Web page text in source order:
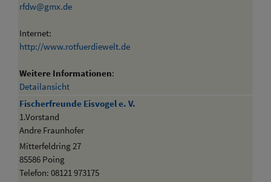
rfdw@gmx.de
Internet:
http://www.rotfuerdiewelt.de
Weitere Informationen:
Detailansicht
Fischerfreunde Eisvogel e. V.
1.Vorstand
Andre Fraunhofer
Mitterfeldring 27
85586 Poing
Telefon: 08121 973175